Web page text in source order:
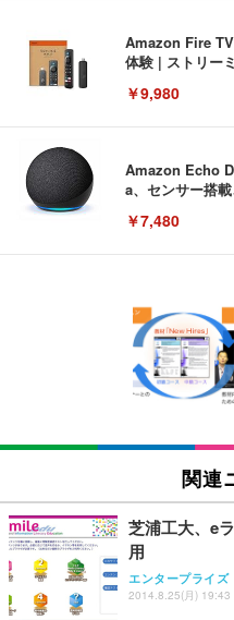
Amazon Fire
体験 | ストリー
￥9,980
Amazon Echo
a、センサー搭
￥7,480
[EdoErgo] オフ
い 跳ね上げ式
キング pc 事務
ン樹脂ベース
(黒網+黒枠+黒足)
￥5,699
SIHOO B100 オ
ュチェア 人間
￥27,999
Sezlife オフィ
ワーク チェア
能 人間工学 椅
EIZO ビジネス
EV3240X-WT |
イト
￥105,595
EIZO ビジネス
【純正品】27"
フック付き（
Amazonベーシ
回使い捨て 無
￥3,373
Amazonベーシ
x2袋(84枚) ホワ
￥3,234
ネオ・ルーライ
り 単品
関連
芝浦工大、e
用
エンタープライズ
2014.8.25(月) 19:43